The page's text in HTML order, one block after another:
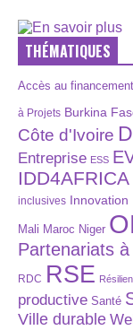
THÉMATIQUES
Accès au financement
à Projets Burkina
Côte d'Ivoire
Entreprise ESS
IDD4AFRICA
inclusives Innovation
Mali Maroc Niger
Partenariats
RDC RSE
productive Santé
Ville durable